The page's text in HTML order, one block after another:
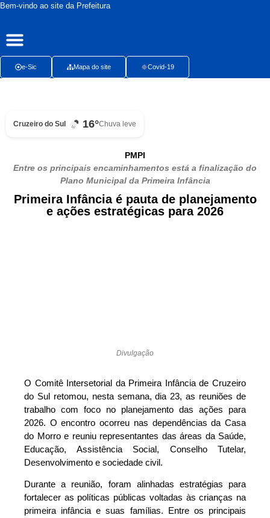
Bem-vindo ao site da Prefeitura
e-Sic Mapa do site Covid-19
Cruzeiro do Sul 16°Chuva leve
PMPI
Entre os principais encaminhamentos está a finalização do
Plano Municipal da Primeira Infância
Primeira Infância é pauta de planejamento
e ações estratégicas para 2026
Divulgação
O Comitê Intersetorial da Primeira Infância de Cruzeiro
do Sul retomou, nesta semana, dia 23, as reuniões de
trabalho com foco no planejamento das ações para
2026. O encontro ocorreu nas dependências da Casa
do Morro e reuniu representantes das áreas da Saúde,
Educação, Assistência Social, Conselho Tutelar,
Desenvolvimento e sociedade civil.
Durante a reunião, foram alinhadas estratégias para
fortalecer as políticas públicas voltadas às crianças na
primeira infância e suas famílias. Entre os principais